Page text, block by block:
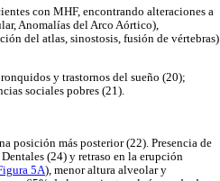
con MHF, encontrando alteraciones a
Anomalías del Arco Aórtico),
del atlas, sinostosis, fusión de vértebras)
y trastornos del sueño (20);
sociales pobres (21).
posición más posterior (22). Presencia de
(24) y retraso en la erupción
5A), menor altura alveolar y